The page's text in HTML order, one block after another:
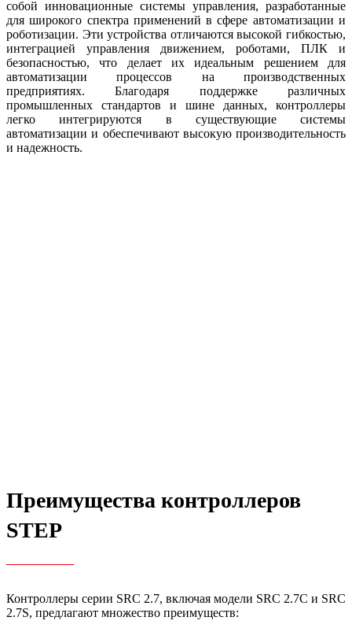
собой инновационные системы управления, разработанные
для широкого спектра применений в сфере автоматизации и
роботизации. Эти устройства отличаются высокой гибкостью,
интеграцией управления движением, роботами, ПЛК и
безопасностью, что делает их идеальным решением для
автоматизации процессов на производственных
предприятиях. Благодаря поддержке различных
промышленных стандартов и шине данных, контроллеры
легко интегрируются в существующие системы
автоматизации и обеспечивают высокую производительность
и надежность.
Преимущества контроллеров
STEP
Контроллеры серии SRC 2.7, включая модели SRC 2.7C и SRC
2.7S, предлагают множество преимуществ: